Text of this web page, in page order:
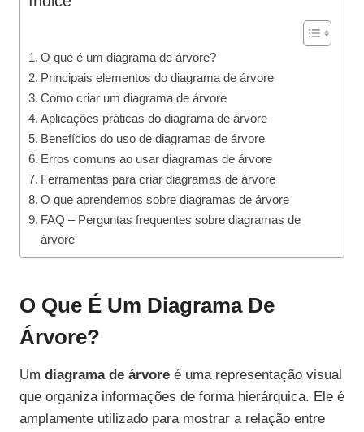
O que é um diagrama de árvore?
Principais elementos do diagrama de árvore
Como criar um diagrama de árvore
Aplicações práticas do diagrama de árvore
Benefícios do uso de diagramas de árvore
Erros comuns ao usar diagramas de árvore
Ferramentas para criar diagramas de árvore
O que aprendemos sobre diagramas de árvore
FAQ – Perguntas frequentes sobre diagramas de
árvore
O Que É Um Diagrama De
Árvore?
Um diagrama de árvore é uma representação visual
que organiza informações de forma hierárquica. Ele é
amplamente utilizado para mostrar a relação entre